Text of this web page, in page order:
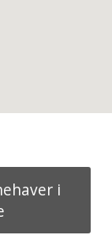
i